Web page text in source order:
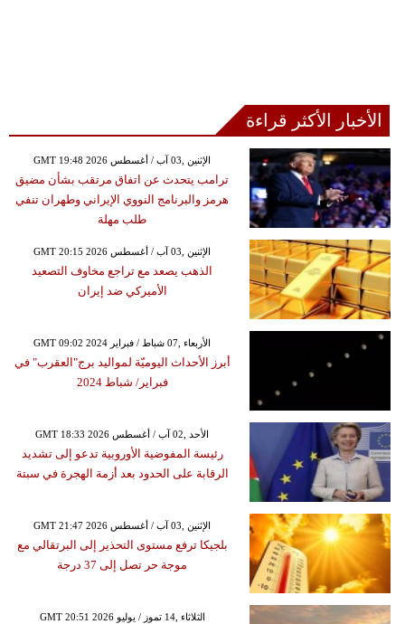
الأخبار الأكثر قراءة
GMT 19:48 2026 الإثنين ,03 آب / أغسطس
ترامب يتحدث عن اتفاق مرتقب بشأن مضيق
هرمز والبرنامج النووي الإيراني وطهران تنفي
طلب مهلة
GMT 20:15 2026 الإثنين ,03 آب / أغسطس
الذهب يصعد مع تراجع مخاوف التصعيد
الأميركي ضد إيران
GMT 09:02 2024 الأربعاء ,07 شباط / فبراير
أبرز الأحداث اليوميّة لمواليد برج"العقرب" في
فبراير/ شباط 2024
GMT 18:33 2026 الأحد ,02 آب / أغسطس
رئيسة المفوضية الأوروبية تدعو إلى تشديد
الرقابة على الحدود بعد أزمة الهجرة في سبتة
GMT 21:47 2026 الإثنين ,03 آب / أغسطس
بلجيكا ترفع مستوى التحذير إلى البرتقالي مع
موجة حر تصل إلى 37 درجة
GMT 20:51 2026 الثلاثاء ,14 تموز / يوليو